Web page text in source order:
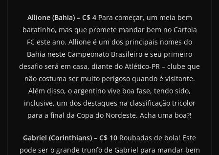
Allione (Bahia) – C$ 4Para começar, um meia bem
baratinho, mas que promete mandar bem no Cartola
FC este ano. Allione é um dos principais nomes do
Bahia neste Campeonato Brasileiro e seu primeiro
desafio será em casa, diante do Atlético-PR – clube que
não costuma ser muito perigoso quando é visitante.
Além disso, o argentino vive boa fase, tendo sido,
inclusive, um dos destaques na classificação tricolor
para a final da Copa do Nordeste. Acha uma boa?!
Gabriel (Corinthians) – C$ 10 Roubadas de bola! Este
pode ser o grande trunfo de Gabriel para mandar bem